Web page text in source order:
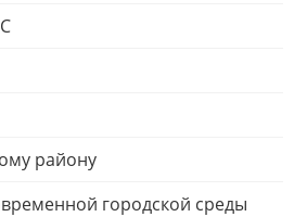
району
городской среды